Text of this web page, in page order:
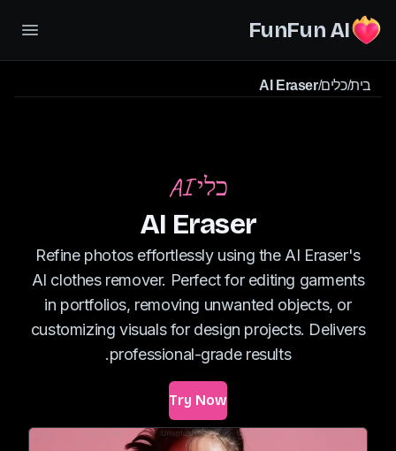
FunFun AI
בית/כלים/
AI Eraser
כלי AI
AI Eraser
Refine photos effortlessly using the AI Eraser's
AI clothes remover. Perfect for editing garments
in portfolios, removing unwanted objects, or
customizing visuals for design projects. Delivers
professional-grade results.
Try Now